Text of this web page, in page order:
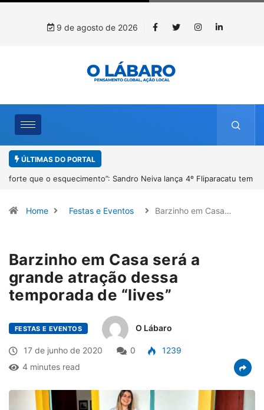
9 de agosto de 2026
ÚLTIMAS DO PORTAL
4º Fliparacatu tem inscrições abertas para o Prêmio de Redação e
Home Festas e Eventos Barzinho em Casa…
Barzinho em Casa será a
grande atração dessa
temporada de “lives”
FESTAS E EVENTOS O Lábaro
17 de junho de 2020 0
1239
4 minutes read